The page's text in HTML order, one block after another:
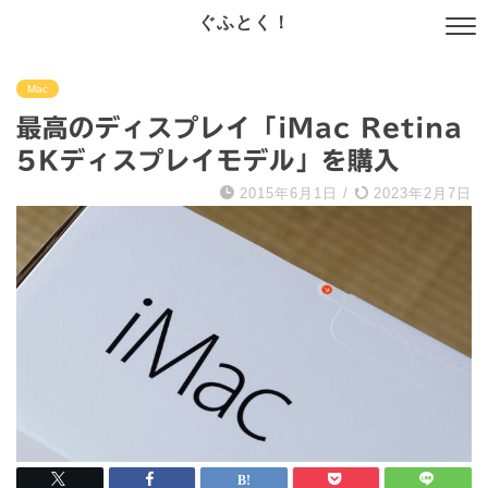
ぐふとく！
Mac
最高のディスプレイ「iMac Retina
5Kディスプレイモデル」を購入
2015年6月1日 / 2023年2月7日